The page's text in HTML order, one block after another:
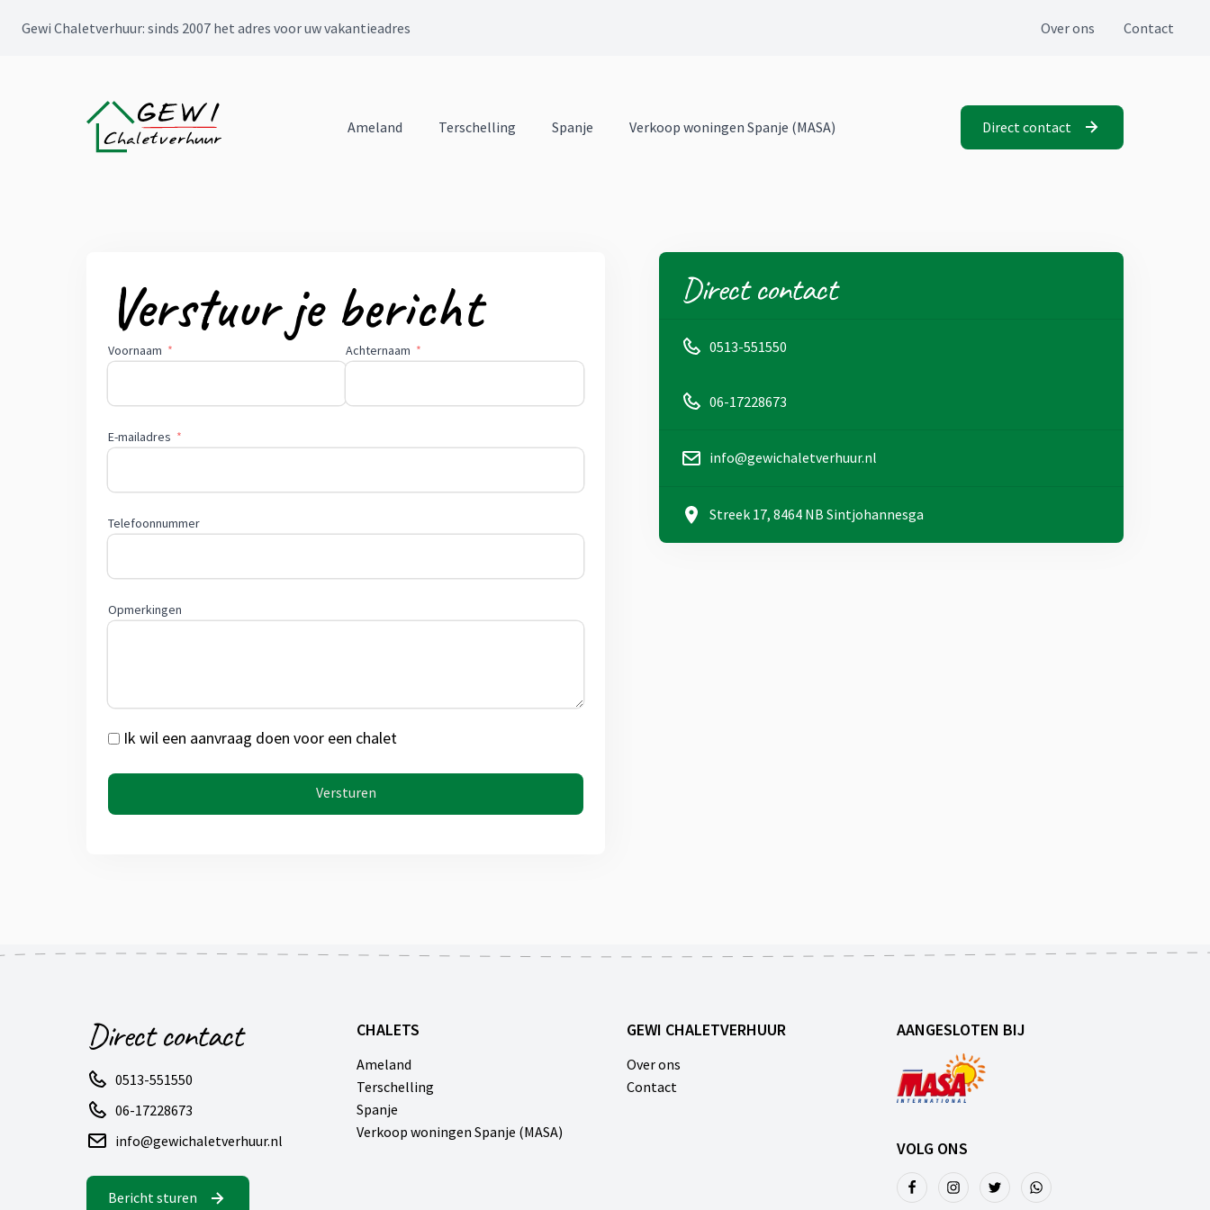
Gewi Chaletverhuur: sinds 2007 het adres voor uw vakantieadres Over ons Contact
Ameland Terschelling Spanje Verkoop woningen Spanje (MASA) Direct contact
Verstuur je bericht
Voornaam Achternaam
E-mailadres
Telefoonnummer
Opmerkingen
Ik wil een aanvraag doen voor een chalet
Versturen
Direct contact
0513-551550
06-17228673
info@gewichaletverhuur.nl
Streek 17, 8464 NB Sintjohannesga
Direct contact
0513-551550
06-17228673
info@gewichaletverhuur.nl
Bericht sturen
CHALETS
Ameland
Terschelling
Spanje
Verkoop woningen Spanje (MASA)
GEWI CHALETVERHUUR
Over ons
Contact
AANGESLOTEN BIJ
VOLG ONS